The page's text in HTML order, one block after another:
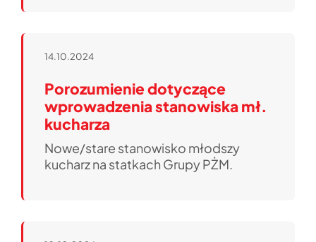
14.10.2024
Porozumienie dotyczące
wprowadzenia stanowiska mł.
kucharza
Nowe/stare stanowisko młodszy
kucharz na statkach Grupy PŻM.